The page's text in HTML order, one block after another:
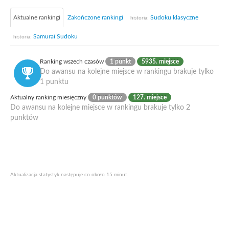
Aktualne rankingi Zakończone rankingi historia: Sudoku klasyczne
historia: Samurai Sudoku
Ranking wszech czasów 1 punkt 5935. miejsce
Do awansu na kolejne miejsce w rankingu brakuje tylko
1 punktu
Aktualny ranking miesięczny 0 punktów 127. miejsce
Do awansu na kolejne miejsce w rankingu brakuje tylko 2
punktów
Aktualizacja statystyk następuje co około 15 minut.